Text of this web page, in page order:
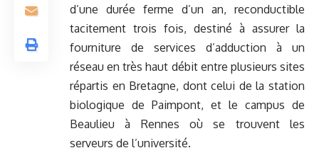
d’une durée ferme d’un an, reconductible
tacitement trois fois, destiné à assurer la
fourniture de services d’adduction à un
réseau en très haut débit entre plusieurs sites
répartis en Bretagne, dont celui de la station
biologique de Paimpont, et le campus de
Beaulieu à Rennes où se trouvent les
serveurs de l’université.